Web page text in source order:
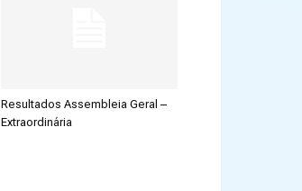
Resultados Assembleia Geral –
Extraordinária